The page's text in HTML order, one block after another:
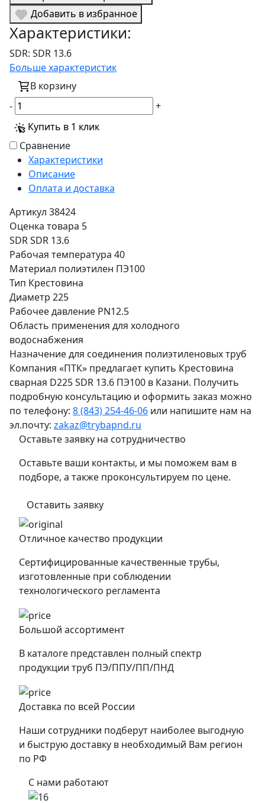
Добавить в избранное
Характеристики:
SDR: SDR 13.6
Больше характеристик
В корзину
-
+
Купить в 1 клик
Сравнение
Характеристики
Описание
Оплата и доставка
Артикул 38424
Оценка товара 5
SDRSDR 13.6
Рабочая температура 40
Материал полиэтилен ПЭ100
Тип Крестовина
Диаметр 225
Рабочее давление PN12.5
Область применения для холодного
водоснабжения
Назначениедля соединения полиэтиленовых труб
Компания «ПТК» предлагает купить Крестовина
сварная D225 SDR 13.6 ПЭ100 в Казани. Получить
подробную консультацию и оформить заказ можно
по телефону: 8 (843) 254-46-06 или напишите нам на
эл.почту: zakaz@trybapnd.ru
Оставьте заявку на сотрудничество
Оставьте ваши контакты, и мы поможем вам в
подборе, а также проконсультируем по цене.
Оставить заявку
Отличное качество продукции
Сертифицированные качественные трубы,
изготовленные при соблюдении
технологического регламента
Большой ассортимент
В каталоге представлен полный спектр
продукции труб ПЭ/ППУ/ПП/ПНД
Доставка по всей России
Наши сотрудники подберут наиболее выгодную
и быструю доставку в необходимый Вам регион
по РФ
С нами работают